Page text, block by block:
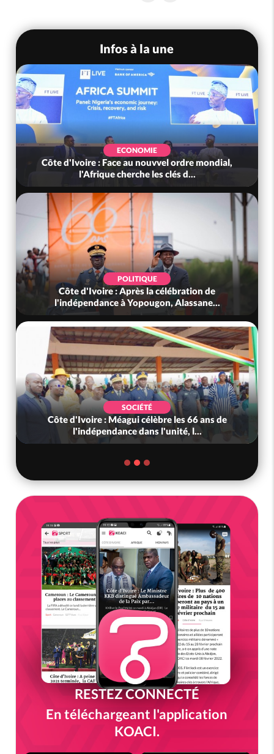
Infos à la une
ECONOMIE
Côte d'Ivoire : Face au nouvvel ordre mondial,
l'Afrique cherche les clés d...
POLITIQUE
Côte d'Ivoire : Après la célébration de
l'indépendance à Yopougon, Alassane...
SOCIÉTÉ
Côte d'Ivoire : Méagui célèbre les 66 ans de
l'indépendance dans l'unité, l...
RESTEZ CONNECTÉ
En téléchargeant l'application
KOACI.